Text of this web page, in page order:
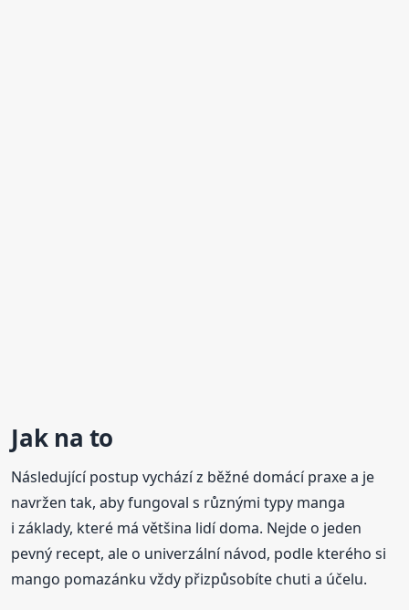
Jak na to
Následující postup vychází z běžné domácí praxe a je
navržen tak, aby fungoval s různými typy manga
i základy, které má většina lidí doma. Nejde o jeden
pevný recept, ale o univerzální návod, podle kterého si
mango pomazánku vždy přizpůsobíte chuti a účelu.